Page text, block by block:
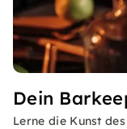
Dein
Lerne die Kunst